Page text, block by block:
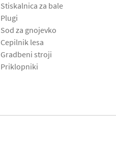
Stiskalnica za bale
Plugi
Sod za gnojevko
Cepilnik lesa
Gradbeni stroji
Priklopniki